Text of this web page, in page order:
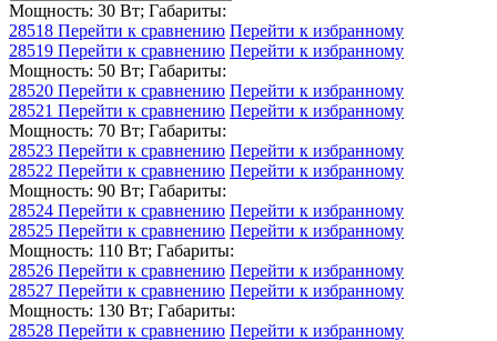
Мощность: 30 Вт; Габариты:
28518 Перейти к сравнению Перейти к избранному
28519 Перейти к сравнению Перейти к избранному
Мощность: 50 Вт; Габариты:
28520 Перейти к сравнению Перейти к избранному
28521 Перейти к сравнению Перейти к избранному
Мощность: 70 Вт; Габариты:
28523 Перейти к сравнению Перейти к избранному
28522 Перейти к сравнению Перейти к избранному
Мощность: 90 Вт; Габариты:
28524 Перейти к сравнению Перейти к избранному
28525 Перейти к сравнению Перейти к избранному
Мощность: 110 Вт; Габариты:
28526 Перейти к сравнению Перейти к избранному
28527 Перейти к сравнению Перейти к избранному
Мощность: 130 Вт; Габариты:
28528 Перейти к сравнению Перейти к избранному